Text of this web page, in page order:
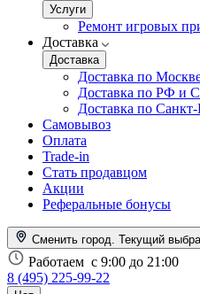
Услуги
Ремонт игровых
Доставка
Доставка
Доставка по
Доставка по РФ и
Доставка по
Самовывоз
Оплата
Trade-in
Стать продавцом
Акции
Реферальные бонусы
Сменить город. Текущий
Работаем с 9:00 до 21:00
8 (495) 225-99-22